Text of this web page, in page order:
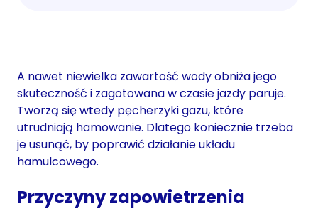
A nawet niewielka zawartość wody obniża jego
skuteczność i zagotowana w czasie jazdy paruje.
Tworzą się wtedy pęcherzyki gazu, które
utrudniają hamowanie. Dlatego koniecznie trzeba
je usunąć, by poprawić działanie układu
hamulcowego.
Przyczyny zapowietrzenia